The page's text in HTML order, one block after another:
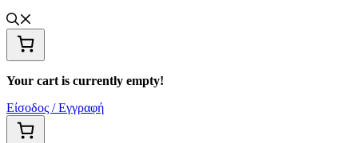
Your cart is currently empty!
Είσοδος / Εγγραφή